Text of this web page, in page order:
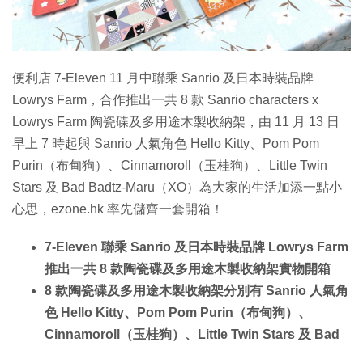
便利店 7-Eleven 11 月中聯乘 Sanrio 及日本時裝品牌
Lowrys Farm，合作推出一共 8 款 Sanrio characters x
Lowrys Farm 陶瓷碟及多用途木製收納架，由 11 月 13 日
早上 7 時起與 Sanrio 人氣角色 Hello Kitty、Pom Pom
Purin（布甸狗）、Cinnamoroll（玉桂狗）、Little Twin
Stars 及 Bad Badtz-Maru（XO）為大家的生活加添一點小
心思，ezone.hk 率先儲齊一套開箱！
7-Eleven 聯乘 Sanrio 及日本時裝品牌 Lowrys Farm
推出一共 8 款陶瓷碟及多用途木製收納架實物開箱
8 款陶瓷碟及多用途木製收納架分別有 Sanrio 人氣角
色 Hello Kitty、Pom Pom Purin（布甸狗）、
Cinnamoroll（玉桂狗）、Little Twin Stars 及 Bad